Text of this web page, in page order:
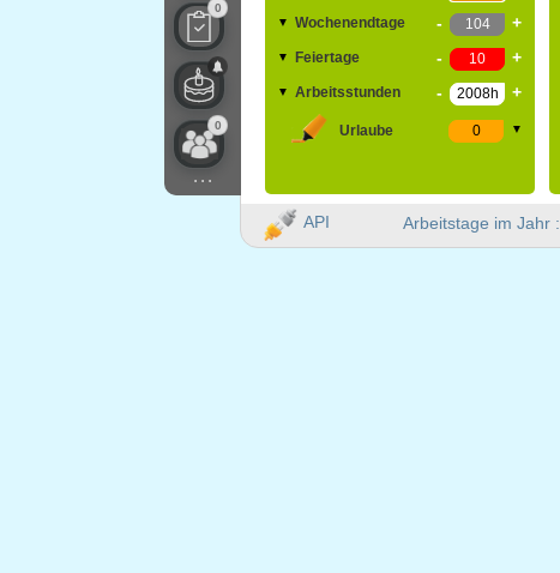
▼ Wochenendtage - +
▼ Feiertage - +
▼ Arbeitsstunden - +
Urlaube ▼
0
0
...
Arbeitstage im Jahr :
API